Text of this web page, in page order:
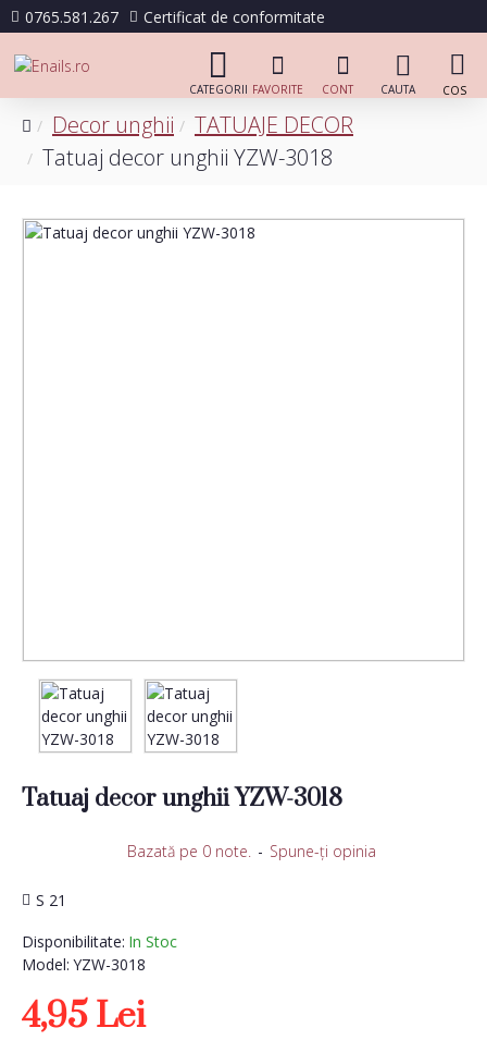
0765.581.267 Certificat de conformitate
Decor unghii
TATUAJE DECOR
Tatuaj decor unghii YZW-3018
Tatuaj decor unghii YZW-3018
Disponibilitate: In Stoc
Model: YZW-3018
S 21
Bazată pe 0 note. - Spune-ţi opinia
4,95 Lei